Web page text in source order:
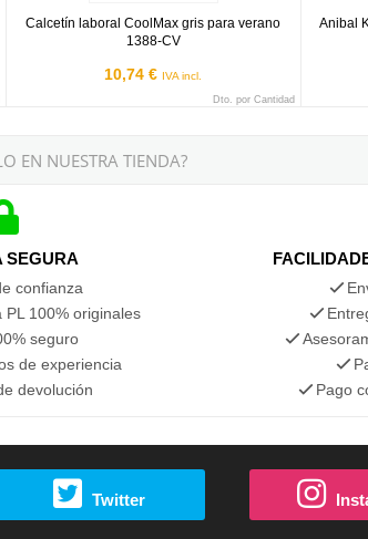
Calcetín laboral CoolMax gris para verano
1388-CV
10,74 € IVA incl.
Dto. por Cantidad
Anibal
EN NUESTRA TIENDA?
SEGURA
confianza
PL 100% originales
seguro
de experiencia
devolución
Pago
Twitter